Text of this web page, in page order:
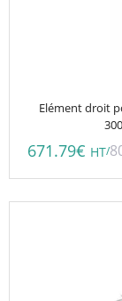
Elément droit
671.79€ HT/